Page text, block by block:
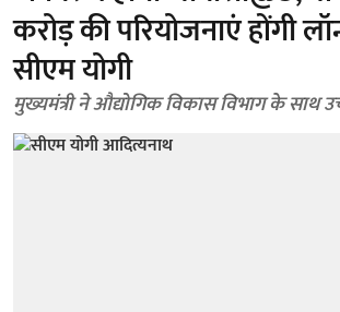
करोड़ की परियोजनाएं होंगी
सीएम योगी
मुख्यमंत्री ने औद्योगिक विकास विभाग के साथ